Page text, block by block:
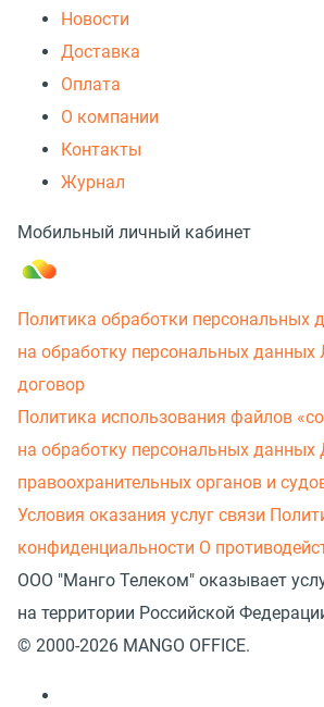
Новости
Доставка
Оплата
О компании
Контакты
Журнал
Мобильный личный кабинет
Политика обработки персональных
на обработку персональных данных
договор
Политика использования файлов
на обработку персональных данных
правоохранительных органов и
Условия оказания услуг связи
конфиденциальности О
ООО "Манго Телеком" оказывает
на территории Российской
© 2000-2026 MANGO OFFICE.